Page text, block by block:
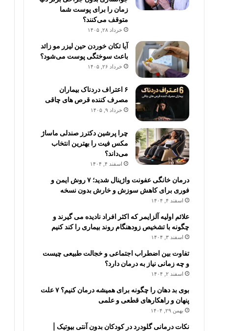
زمان را برای پوست شما
متوقف می‌کنند؟
خرداد ۲۸, ۱۴۰۵
آیا تکان خوردن حین لیزر مو زائد
باعث سوختگی پوست می‌شود؟
خرداد ۲۶, ۱۴۰۵
۶ اعتراف دردناک بیماران
مصرف کننده قرص های چاقی
خرداد ۹, ۱۴۰۵
چرا پرشین دکترز صندلی ماساژ
مکس فیت را بهترین انتخاب
می‌داند؟
اسفند ۴, ۱۴۰۴
درمان خانگی عفونت واژینال شدید؛ ۷ روش ایمن و
فوری برای کاهش سوزش و خارش بدون نسخه
اسفند ۴, ۱۴۰۴
علائم اولیه آلزایمر که اکثر افراد نادیده می گیرند و
چگونه با تشخیص زودهنگام روند بیماری را کند کنیم
اسفند ۳, ۱۴۰۴
تفاوت بین اضطراب اجتماعی و خجالت طبیعی چیست
و چه زمانی نیاز به درمان دارد؟
اسفند ۲, ۱۴۰۴
بوی بد دهان را چگونه برای همیشه درمان کنیم؟ ۷ علت
پنهان و راهکارهای قطعی و علمی
بهمن ۲۹, ۱۴۰۴
نکات درمانی گلودرد در کودکان بدون آنتی بیوتیک |